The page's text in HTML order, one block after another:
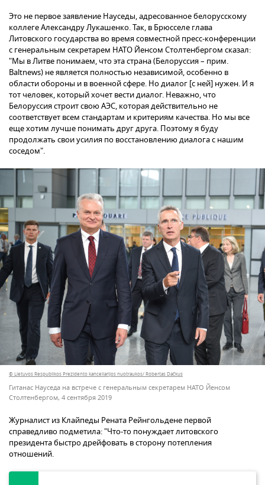
Это не первое заявление Науседы, адресованное белорусскому
коллеге Александру Лукашенко. Так, в Брюсселе глава
Литовского государства во время совместной пресс-конференции
с генеральным секретарем НАТО Йенсом Столтенбергом сказал:
"Мы в Литве понимаем, что эта страна (Белоруссия – прим.
Baltnews) не является полностью независимой, особенно в
области обороны и в военной сфере. Но диалог [с ней] нужен. И я
тот человек, который хочет вести диалог. Неважно, что
Белоруссия строит свою АЭС, которая действительно не
соответствует всем стандартам и критериям качества. Но мы все
еще хотим лучше понимать друг друга. Поэтому я буду
продолжать свои усилия по восстановлению диалога с нашим
соседом".
© Lietuvos Respublikos Prezidento kanceliarijos nuotraukos/ Robertas Dačkus
Гитанас Науседа на встрече с генеральным секретарем НАТО Йенсом
Столтенбергом, 4 сентября 2019
Журналист из Клайпеды Рената Рейнгольдене первой
справедливо подметила: "Что-то понуждает литовского
президента быстро дрейфовать в сторону потепления
отношений.